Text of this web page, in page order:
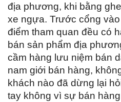
địa phương, khi bằng
xe ngựa. Trước cổng
điểm tham quan đều có
bán sản phẩm địa
cầm hàng lưu niệm bán
nam giới bán hàng,
khách nào đã dừng lại
tay không vì sự bán